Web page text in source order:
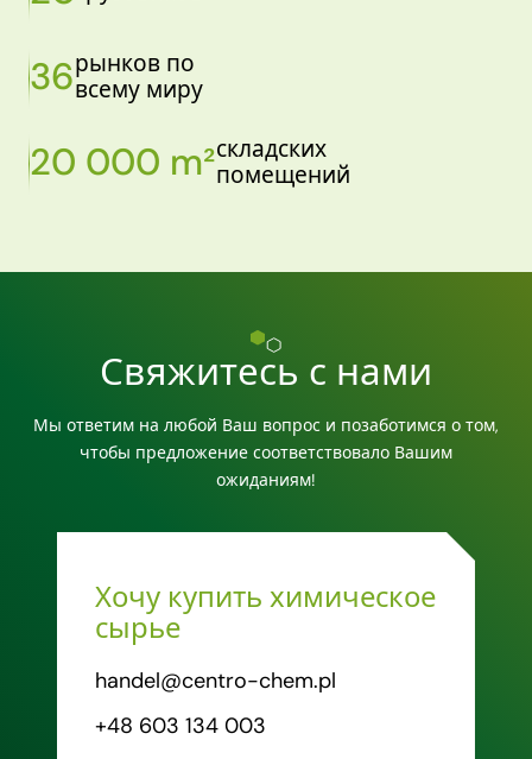
36рынков по
всему миру
20 000 m²складских
помещений
Свяжитесь с нами
Мы ответим на любой Ваш вопрос и позаботимся о том,
чтобы предложение соответствовало Вашим
ожиданиям!
Хочу купить химическое
сырье
handel@centro-chem.pl
+48 603 134 003